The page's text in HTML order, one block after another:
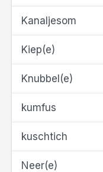
Kanaljesom
Kiep(e)
Knubbel(e)
kumfus
kuschtich
Neer(e)